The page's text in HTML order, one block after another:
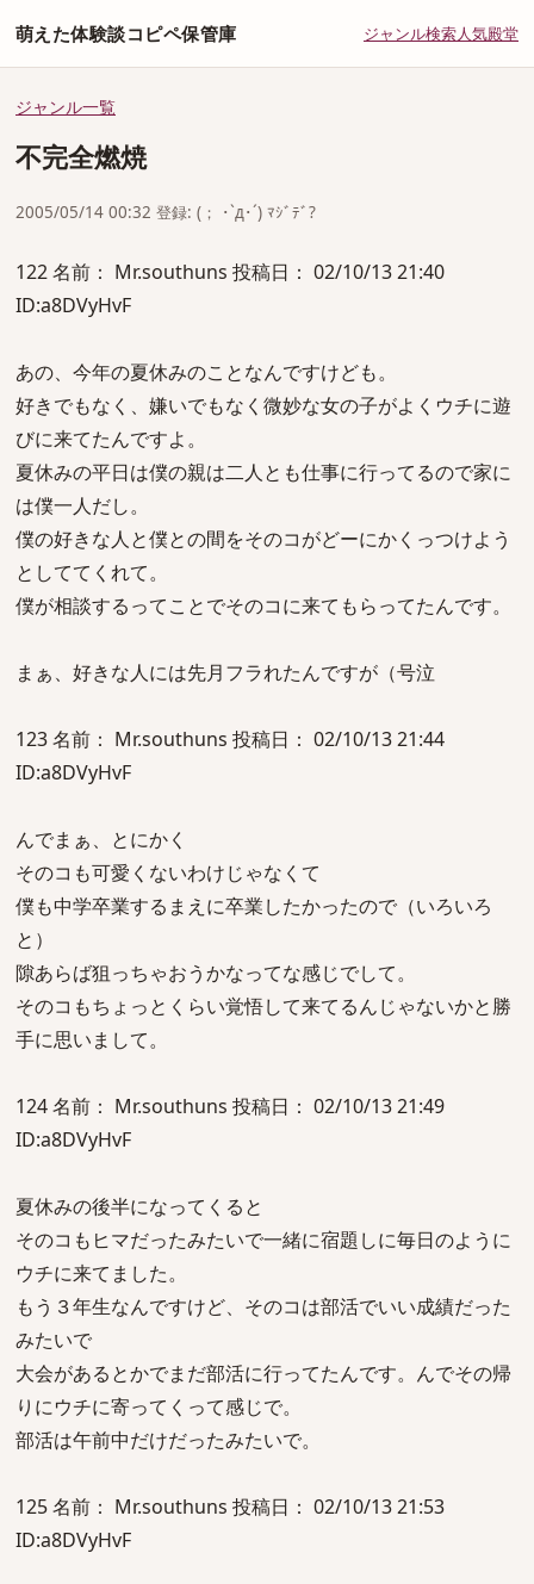
萌えた体験談コピペ保管庫 ジャンル検索人気殿堂
ジャンル一覧
不完全燃焼
2005/05/14 00:32 登録: (； ･`д･´) ﾏｼﾞﾃﾞ?
122 名前： Mr.southuns 投稿日： 02/10/13 21:40
ID:a8DVyHvF
あの、今年の夏休みのことなんですけども。
好きでもなく、嫌いでもなく微妙な女の子がよくウチに遊
びに来てたんですよ。
夏休みの平日は僕の親は二人とも仕事に行ってるので家に
は僕一人だし。
僕の好きな人と僕との間をそのコがどーにかくっつけよう
としててくれて。
僕が相談するってことでそのコに来てもらってたんです。
まぁ、好きな人には先月フラれたんですが（号泣
123 名前： Mr.southuns 投稿日： 02/10/13 21:44
ID:a8DVyHvF
んでまぁ、とにかく
そのコも可愛くないわけじゃなくて
僕も中学卒業するまえに卒業したかったので（いろいろ
と）
隙あらば狙っちゃおうかなってな感じでして。
そのコもちょっとくらい覚悟して来てるんじゃないかと勝
手に思いまして。
124 名前： Mr.southuns 投稿日： 02/10/13 21:49
ID:a8DVyHvF
夏休みの後半になってくると
そのコもヒマだったみたいで一緒に宿題しに毎日のように
ウチに来てました。
もう３年生なんですけど、そのコは部活でいい成績だった
みたいで
大会があるとかでまだ部活に行ってたんです。んでその帰
りにウチに寄ってくって感じで。
部活は午前中だけだったみたいで。
125 名前： Mr.southuns 投稿日： 02/10/13 21:53
ID:a8DVyHvF